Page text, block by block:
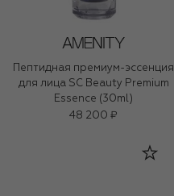
Пептидная премиум-эссенция
для лица SC Beauty Premium
Essence (30ml)
48 200 ₽